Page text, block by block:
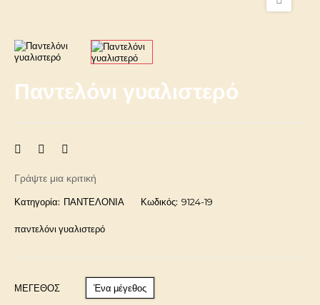
Παντελόνι γυαλιστερό
Γράψτε μια κριτική
Κατηγορία: ΠΑΝΤΕΛΟΝΙΑ Κωδικός: 9124-19
παντελόνι γυαλιστερό
ΜΈΓΕΘΟΣ Ένα μέγεθος